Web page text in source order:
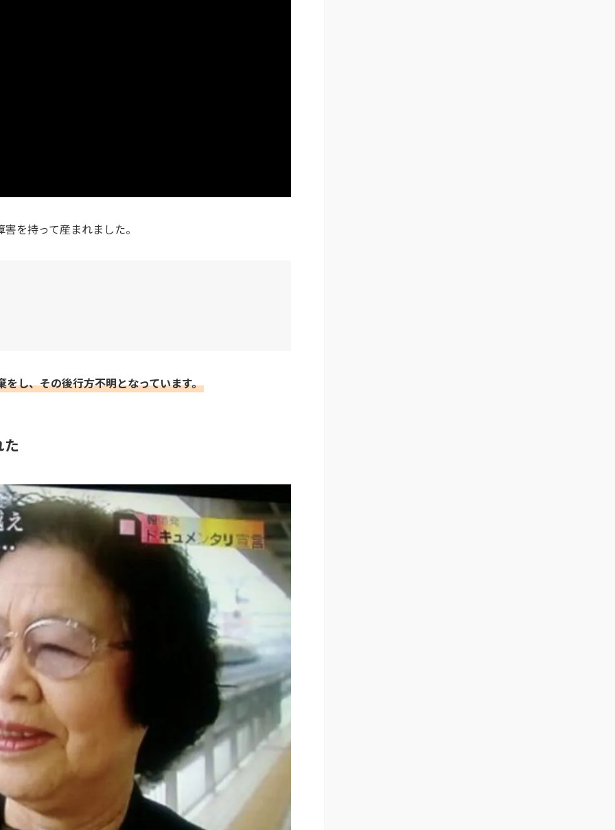
を持って産まれました。
し、その後行方不明となっています。